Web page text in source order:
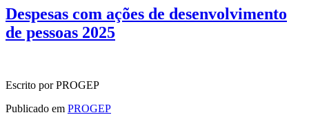
Despesas com ações de desenvolvimento
de pessoas 2025
Escrito por PROGEP
Publicado em PROGEP